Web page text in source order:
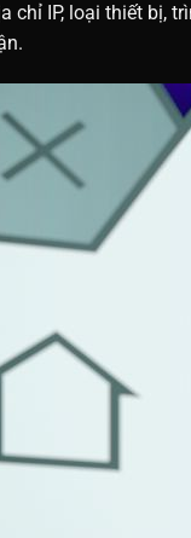
chỉ IP, loại thiết bị,